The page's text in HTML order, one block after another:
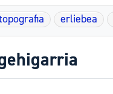
erliebea